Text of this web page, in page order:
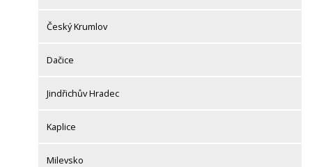
Český Krumlov
Dačice
Jindřichův Hradec
Kaplice
Milevsko